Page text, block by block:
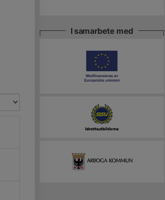
I samarbete med